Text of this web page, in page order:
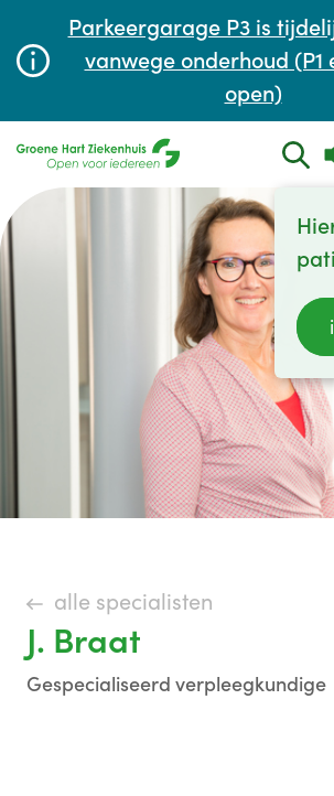
Parkeergarage P3 is
vanwege onderhoud (P1
open)
Wachttijden
alle specialisten
J. Braat
Gespecialiseerd verpleegkundige